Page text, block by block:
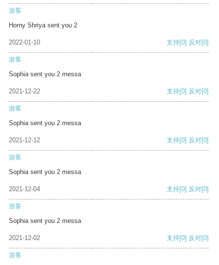
游客
Horny Shriya sent you 2
2022-01-10 支持[0] 反对[0]
游客
Sophia sent you 2 messa
2021-12-22 支持[0] 反对[0]
游客
Sophia sent you 2 messa
2021-12-12 支持[0] 反对[0]
游客
Sophia sent you 2 messa
2021-12-04 支持[0] 反对[0]
游客
Sophia sent you 2 messa
2021-12-02 支持[0] 反对[0]
游客